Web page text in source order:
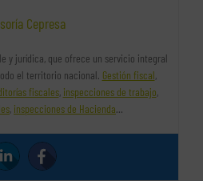
Cepresa
y jurídica, que ofrece un servicio integral
el territorio nacional. Gestión fiscal,
fiscales, inspecciones de trabajo,
, inspecciones de Hacienda…